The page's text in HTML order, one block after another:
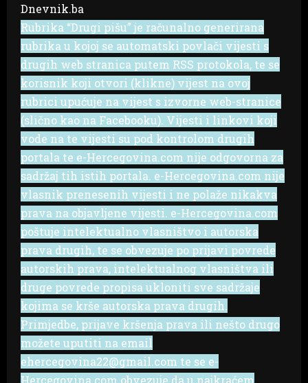
Dnevnik.ba
Rubrika “Drugi pišu” je računalno generirana
rubrika u kojoj se automatski povlači vijesti s
drugih web stranica putem RSS protokola, te se
korisnik koji otvori (klikne) vijest na ovoj
rubrici upućuje na vijest s izvorne web-stranice
(slično kao na Facebooku). Vijesti i linkovi koji
vode na te vijesti su pod kontrolom drugih
portala te e-Hercegovina.com nije odgovorna za
sadržaj tih istih portala. e-Hercegovina.com nije
vlasnik prenesenih vijesti i ne polaže nikakva
prava na objavljene vijesti. e-Hercegovina.com
poštuje intelektualno vlasništvo i autorska
prava drugih, te se obvezuje po prijavi povrede
autorskih prava, intelektualnog vlasništva ili
druge povrede propisa ukloniti sve sadržaje
kojima se krše autorska prava drugih.
Primjedbe, prijave kršenja prava ili nešto drugo
možete uputiti na email
ehercegovina22@gmail.com te se e-
Hercegovina.com obvezuje da u najkraćem